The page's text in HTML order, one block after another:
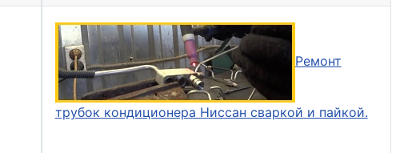
Ремонт
трубок кондиционера Ниссан сваркой и пайкой.